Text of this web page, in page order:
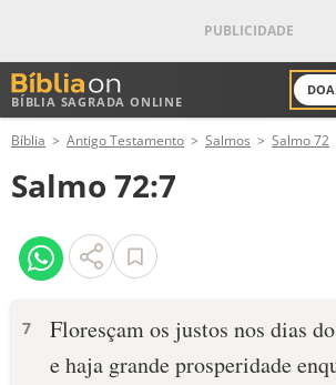
BÍBLIA SAGRADA ONLINE
ANTIGO TESTAMENTO
NOVO TESTAMENTO
VERSÍCULOS
PALAVRA DO DIA
Bíblia Antigo Testamento Salmos Salmo 72
Salmo 72:7
7
Floresçam os justos nos dias
e haja grande prosperidade